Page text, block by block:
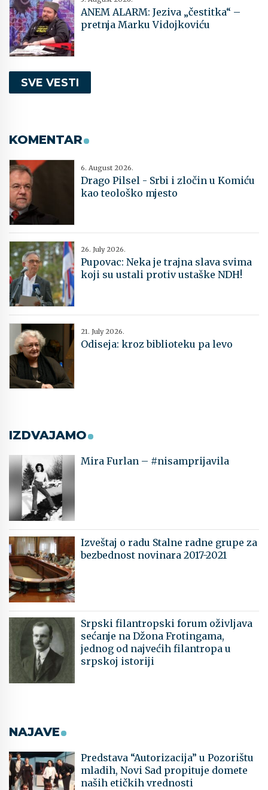
ANEM ALARM: Jeziva „čestitka“ –
pretnja Marku Vidojkoviću
SVE VESTI
KOMENTAR
6. August 2026.
Drago Pilsel - Srbi i zločin u Komiću
kao teološko mjesto
26. July 2026.
Pupovac: Neka je trajna slava svima
koji su ustali protiv ustaške NDH!
21. July 2026.
Odiseja: kroz biblioteku pa levo
IZDVAJAMO
Mira Furlan – #nisamprijavila
Izveštaj o radu Stalne radne grupe za
bezbednost novinara 2017-2021
Srpski filantropski forum oživljava
sećanje na Džona Frotingama,
jednog od najvećih filantropa u
srpskoj istoriji
NAJAVE
Predstava “Autorizacija” u Pozorištu
mladih, Novi Sad propituje domete
naših etičkih vrednosti